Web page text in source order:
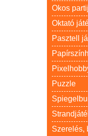
Okos
Oktató
Pasztell
Puzzle
Szerelés,